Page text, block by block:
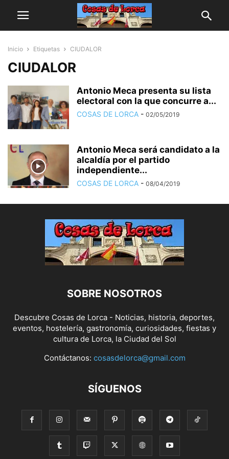
Inicio Etiquetas CIUDALOR
CIUDALOR
Antonio Meca presenta su lista
electoral con la que concurre a...
COSAS DE LORCA - 02/05/2019
Antonio Meca será candidato a la
alcaldía por el partido
independiente...
COSAS DE LORCA - 08/04/2019
SOBRE NOSOTROS
Descubre Cosas de Lorca - Noticias, historia, deportes,
eventos, hostelería, gastronomía, curiosidades, fiestas y
cultura de Lorca, la Ciudad del Sol
Contáctanos: cosasdelorca@gmail.com
SÍGUENOS